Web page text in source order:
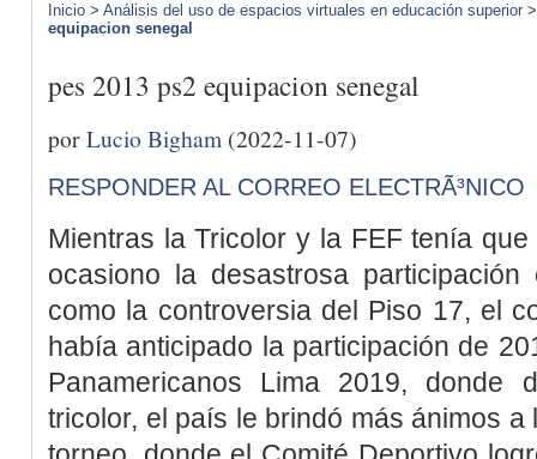
Inicio > Análisis del uso de espacios virtuales en educación superior
equipacion senegal
pes 2013 ps2 equipacion senegal
porLucio Bigham (2022-11-07)
RESPONDER AL CORREO ELECTRÃ³NICO
Mientras la Tricolor y la FEF tenía
ocasiono la desastrosa
como la controversia del Piso 17, el
había anticipado la participación de
Panamericanos Lima 2019, donde
tricolor, el país le brindó más ánimos